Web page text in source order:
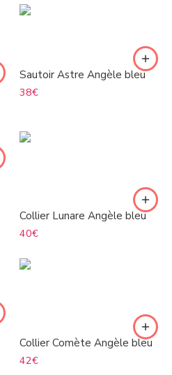
Sautoir Astre Angèle bleu
38€
Collier Lunare Angèle bleu
40€
Collier Comète Angèle bleu
42€